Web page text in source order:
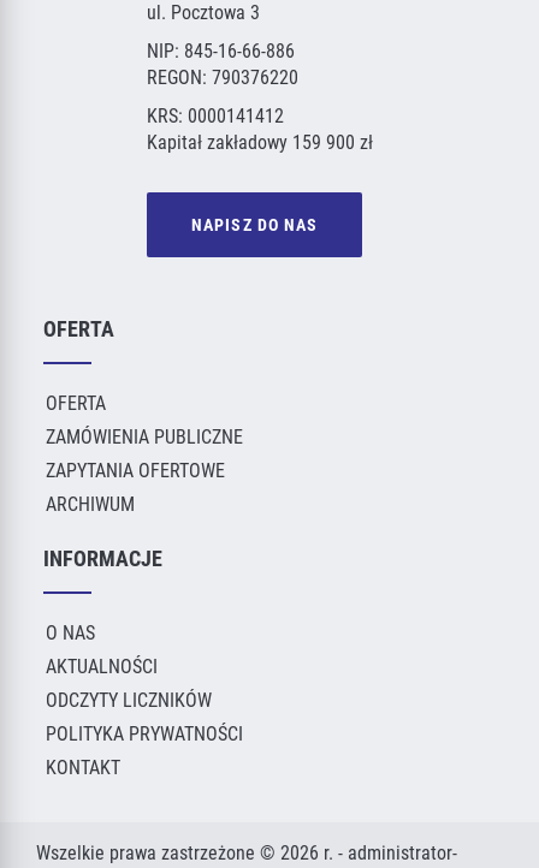
ul. Pocztowa 3
NIP: 845-16-66-886
REGON: 790376220
KRS: 0000141412
Kapitał zakładowy 159 900 zł
NAPISZ DO NAS
OFERTA
OFERTA
ZAMÓWIENIA PUBLICZNE
ZAPYTANIA OFERTOWE
ARCHIWUM
INFORMACJE
O NAS
AKTUALNOŚCI
ODCZYTY LICZNIKÓW
POLITYKA PRYWATNOŚCI
KONTAKT
Wszelkie prawa zastrzeżone © 2026 r. - administrator-